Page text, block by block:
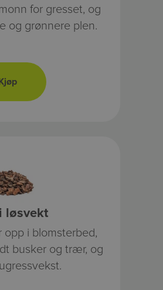
for gresset, og
og grønnere plen.
løsvekt
opp i blomsterbed,
busker og trær, og